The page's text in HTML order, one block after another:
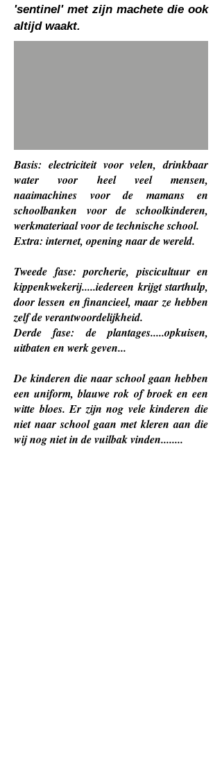
'sentinel' met zijn machete die ook
altijd waakt.
Basis: electriciteit voor velen, drinkbaar
water voor heel veel mensen,
naaimachines voor de mamans en
schoolbanken voor de schoolkinderen,
werkmateriaal voor de technische school.
Extra: internet, opening naar de wereld.
Tweede fase: porcherie, piscicultuur en
kippenkwekerij.....iedereen krijgt starthulp,
door lessen en financieel, maar ze hebben
zelf de verantwoordelijkheid.
Derde fase: de plantages.....opkuisen,
uitbaten en werk geven...
De kinderen die naar school gaan hebben
een uniform, blauwe rok of broek en een
witte bloes. Er zijn nog vele kinderen die
niet naar school gaan met kleren aan die
wij nog niet in de vuilbak vinden........